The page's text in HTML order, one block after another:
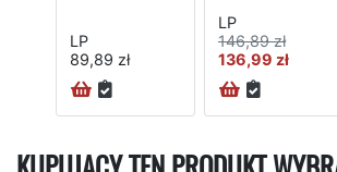
LP
89,89 zł
LP
146,89 zł
136,99 zł